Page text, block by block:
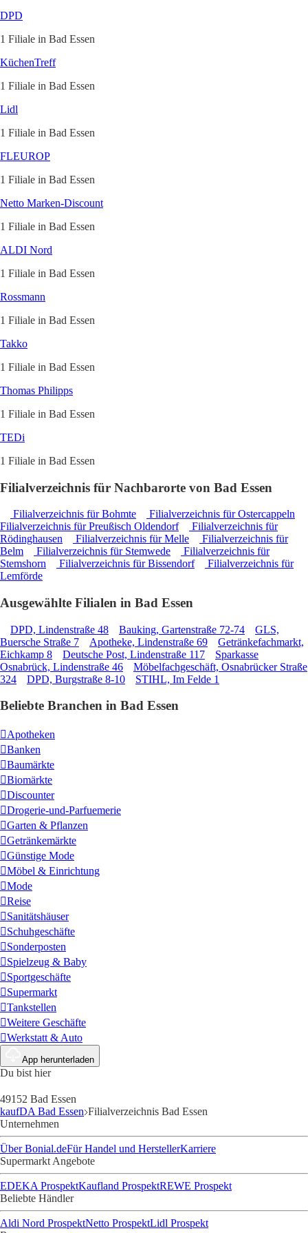
DPD
1 Filiale in Bad Essen
KüchenTreff
1 Filiale in Bad Essen
Lidl
1 Filiale in Bad Essen
FLEUROP
1 Filiale in Bad Essen
Netto Marken-Discount
1 Filiale in Bad Essen
ALDI Nord
1 Filiale in Bad Essen
Rossmann
1 Filiale in Bad Essen
Takko
1 Filiale in Bad Essen
Thomas Philipps
1 Filiale in Bad Essen
TEDi
1 Filiale in Bad Essen
Filialverzeichnis für Nachbarorte von Bad Essen
Filialverzeichnis für Bohmte
Filialverzeichnis für Ostercappeln
Filialverzeichnis für Preußisch Oldendorf
Filialverzeichnis für
Rödinghausen
Filialverzeichnis für Melle
Filialverzeichnis für
Belm
Filialverzeichnis für Stemwede
Filialverzeichnis für
Stemshorn
Filialverzeichnis für Bissendorf
Filialverzeichnis für
Lemförde
Ausgewählte Filialen in Bad Essen
DPD, Lindenstraße 48 Bauking, Gartenstraße 72-74
GLS,
Buersche Straße 7
Apotheke, Lindenstraße 69
Getränkefachmarkt,
Eichkamp 8
Deutsche Post, Lindenstraße 117
Sparkasse
Osnabrück, Lindenstraße 46
Möbelfachgeschäft, Osnabrücker Straße
324
DPD, Burgstraße 8-10 STIHL, Im Felde 1
Beliebte Branchen in Bad Essen
Apotheken
Banken
Baumärkte
Biomärkte
Discounter
Drogerie-und-Parfuemerie
Garten & Pflanzen
Getränkemärkte
Günstige Mode
Möbel & Einrichtung
Mode
Reise
Sanitätshäuser
Schuhgeschäfte
Sonderposten
Spielzeug & Baby
Sportgeschäfte
Supermarkt
Tankstellen
Weitere Geschäfte
Werkstatt & Auto
App herunterladen
Du bist hier
49152 Bad Essen
kaufDA Bad Essen Filialverzeichnis Bad Essen
Unternehmen
Über Bonial.deFür Handel und HerstellerKarriere
Supermarkt Angebote
EDEKA ProspektKaufland ProspektREWE Prospekt
Beliebte Händler
Aldi Nord ProspektNetto ProspektLidl Prospekt